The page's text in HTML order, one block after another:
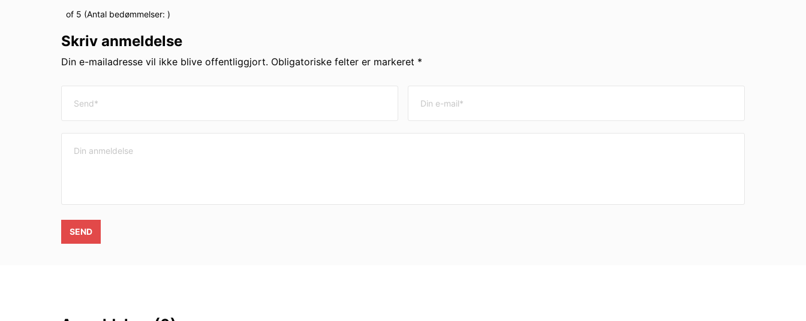
of 5 (Antal bedømmelser: )
Skriv anmeldelse
Din e-mailadresse vil ikke blive offentliggjort. Obligatoriske felter er markeret *
SEND